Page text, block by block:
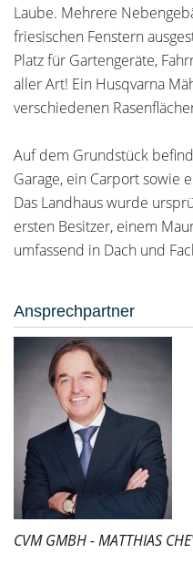
Laube. Mehrere
friesischen Fenstern
Platz für Gartengeräte,
aller Art! Ein Husqvarna
verschiedenen
Auf dem Grundstück
Garage, ein Carport sowie
Das Landhaus wurde
ersten Besitzer, einem
umfassend in Dach und
Ansprechpartner
CVM GMBH - MATTHIAS